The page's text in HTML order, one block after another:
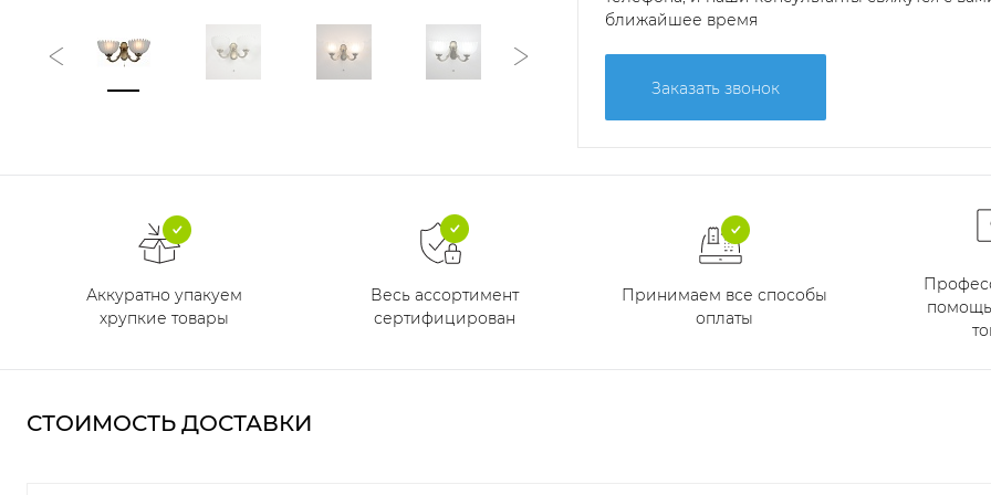
ближайшее время
Заказать звонок
Аккуратно упакуем
хрупкие товары
Весь ассортимент
сертифицирован
Принимаем все способы
оплаты
СТОИМОСТЬ ДОСТАВКИ